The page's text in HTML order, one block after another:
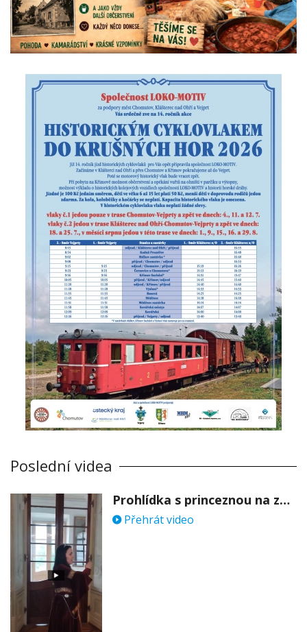
Poslední videa
Prohlídka s princeznou na zámku Stekník
Přehrát video